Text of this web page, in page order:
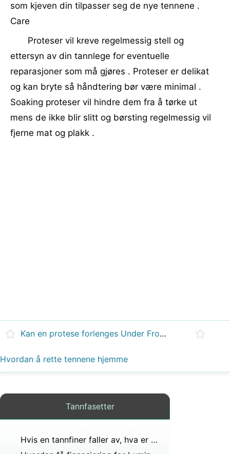
som kjeven din tilpasser seg de nye tennene .
Care
Proteser vil kreve regelmessig stell og
ettersyn av din tannlege for eventuelle
reparasjoner som må gjøres . Proteser er delikat
og kan bryte så håndtering bør være minimal .
Soaking proteser vil hindre dem fra å tørke ut
mens de ikke blir slitt og børsting regelmessig vil
fjerne mat og plakk .
Kan en protese forlenges Under Front Lip
Hvordan å rette tennene hjemme
Tannfasetter
Hvis en tannfiner faller av, hva er den raske løsningen?